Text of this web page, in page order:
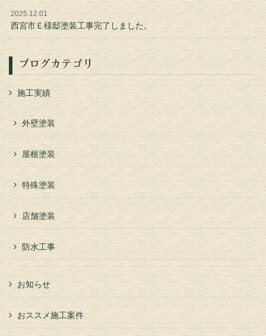
2025.12.01
西宮市Ｅ様邸塗装工事完了しました。
ブログカテゴリ
施工実績
外壁塗装
屋根塗装
特殊塗装
店舗塗装
防水工事
お知らせ
おススメ施工案件